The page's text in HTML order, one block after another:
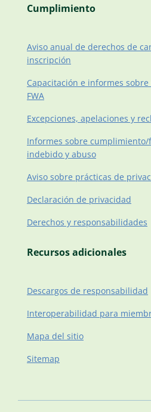
Cumplimiento
Aviso anual de derechos de
inscripción
Capacitación e informes
FWA
Excepciones, apelaciones y
Informes sobre
indebido y abuso
Aviso sobre prácticas de
Declaración de privacidad
Derechos y responsabilidades
Recursos adicionales
Descargos de responsabilidad
Interoperabilidad para
Mapa del sitio
Sitemap